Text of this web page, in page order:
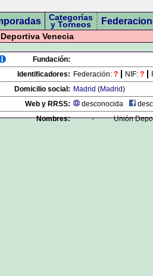
Categorías
y Torneos
Venecia
Fundación:
Identificadores: Federación: ? NIF: ?
Domicilio social: Madrid (Madrid)
Web y RRSS:
desconocida
Nombres:
- Unión